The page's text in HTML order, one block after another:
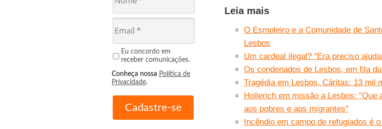
Eu concordo em
receber comunicações.
Conheça nossa Política de
Privacidade.
Leia mais
O Esmoleiro e a Comunidade de
Lesbos
Um cardeal ilegal? ''Era preciso
Os condenados de Lesbos, em fila
Tragédia em Lesbos. Cáritas: 13 mil
Hollerich em missão a Lesbos:
aos pobres e aos migrantes"
Incêndio em campo de refugiados é